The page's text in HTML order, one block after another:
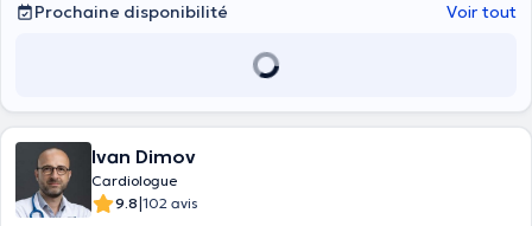
Prochaine disponibilité
Voir tout
Ivan Dimov
Cardiologue
9.8|102 avis